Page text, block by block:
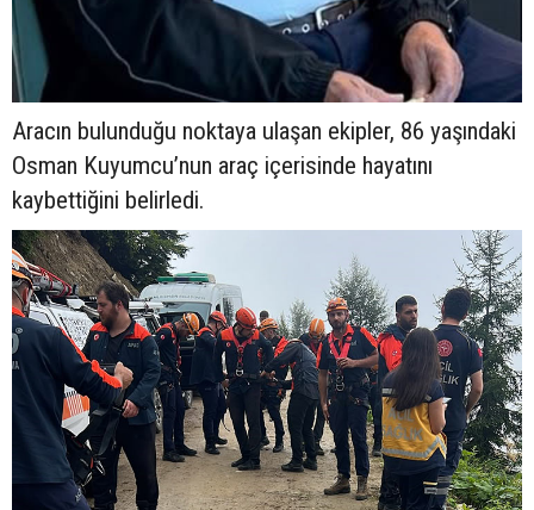
Aracın bulunduğu noktaya ulaşan ekipler, 86 yaşındaki
Osman Kuyumcu’nun araç içerisinde hayatını
kaybettiğini belirledi.